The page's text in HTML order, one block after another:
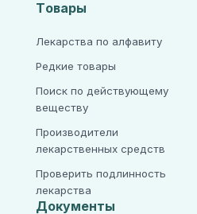
Товары
Лекарства по алфавиту
Редкие товары
Поиск по действующему
веществу
Производители
лекарственных средств
Проверить подлинность
лекарства
Документы